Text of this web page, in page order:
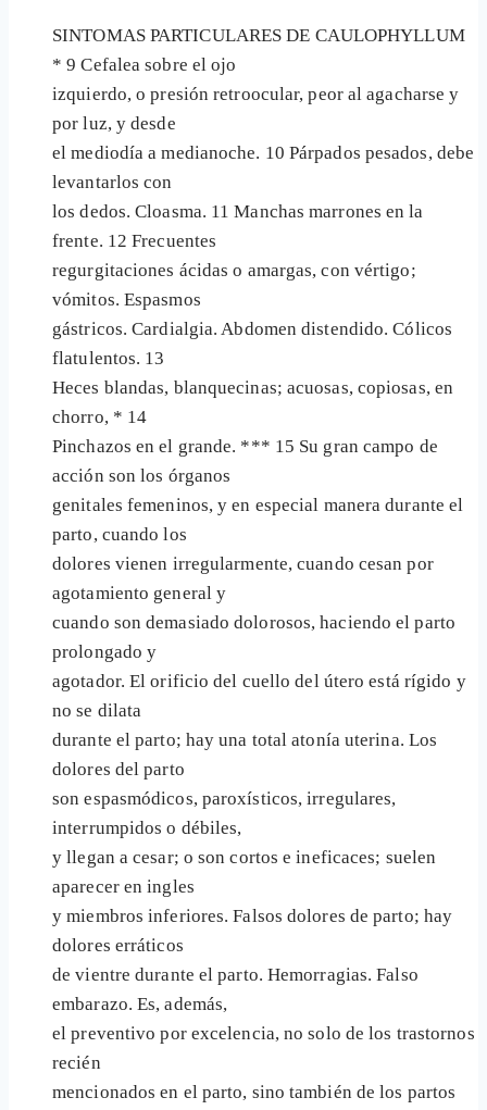
SINTOMAS PARTICULARES DE CAULOPHYLLUM
* 9 Cefalea sobre el ojo
izquierdo, o presión retroocular, peor al agacharse y
por luz, y desde
el mediodía a medianoche. 10 Párpados pesados, debe
levantarlos con
los dedos. Cloasma. 11 Manchas marrones en la
frente. 12 Frecuentes
regurgitaciones ácidas o amargas, con vértigo;
vómitos. Espasmos
gástricos. Cardialgia. Abdomen distendido. Cólicos
flatulentos. 13
Heces blandas, blanquecinas; acuosas, copiosas, en
chorro, * 14
Pinchazos en el grande. *** 15 Su gran campo de
acción son los órganos
genitales femeninos, y en especial manera durante el
parto, cuando los
dolores vienen irregularmente, cuando cesan por
agotamiento general y
cuando son demasiado dolorosos, haciendo el parto
prolongado y
agotador. El orificio del cuello del útero está rígido y
no se dilata
durante el parto; hay una total atonía uterina. Los
dolores del parto
son espasmódicos, paroxísticos, irregulares,
interrumpidos o débiles,
y llegan a cesar; o son cortos e ineficaces; suelen
aparecer en ingles
y miembros inferiores. Falsos dolores de parto; hay
dolores erráticos
de vientre durante el parto. Hemorragias. Falso
embarazo. Es, además,
el preventivo por excelencia, no solo de los trastornos
recién
mencionados en el parto, sino también de los partos